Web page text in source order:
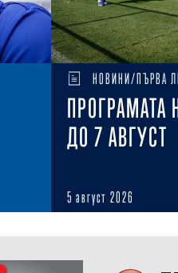
НОВИНИ/ПЪРВА
ПРОГРАМАТА
ДО 7 АВГУСТ
5 август 2026